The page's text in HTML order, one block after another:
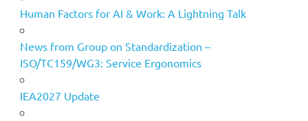
Human Factors for AI & Work: A Lightning Talk
News from Group on Standardization –
ISO/TC159/WG3: Service Ergonomics
IEA2027 Update